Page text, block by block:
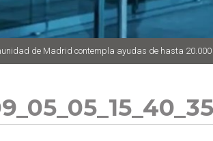
de Madrid contempla ayudas de hasta